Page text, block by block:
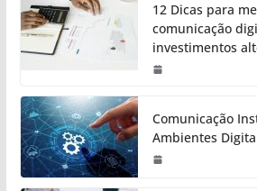
12 Dicas para
comunicação
investimentos
Comunicação
Ambientes